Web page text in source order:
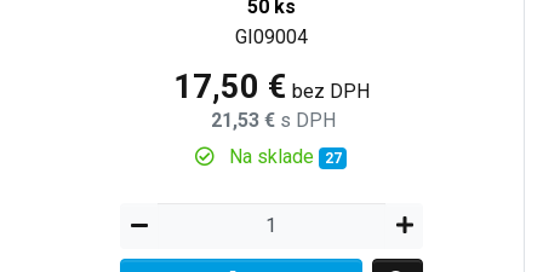
50 ks
GI09004
17,50 € bez DPH
21,53 € s DPH
Na sklade
27